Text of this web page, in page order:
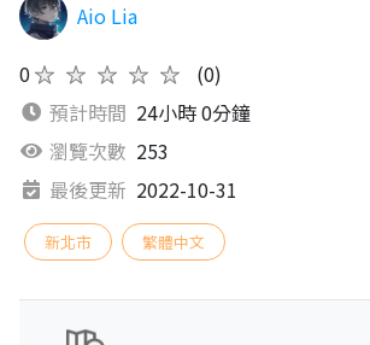
Aio Lia
0★★★★★
(0)
預計時間 24小時 0分鐘
瀏覽次數 253
最後更新 2022-10-31
新北市 繁體中文